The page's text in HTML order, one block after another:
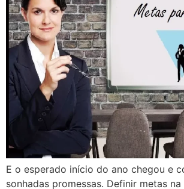
E o esperado início do ano chegou e
sonhadas promessas. Definir metas